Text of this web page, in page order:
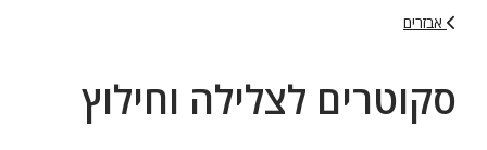
אבזרים
סקוטרים לצלילה וחילוץ